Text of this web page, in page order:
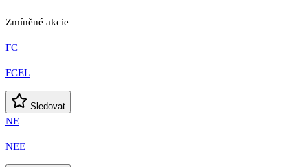
Zmíněné akcie
FC
FCEL
Sledovat
NE
NEE